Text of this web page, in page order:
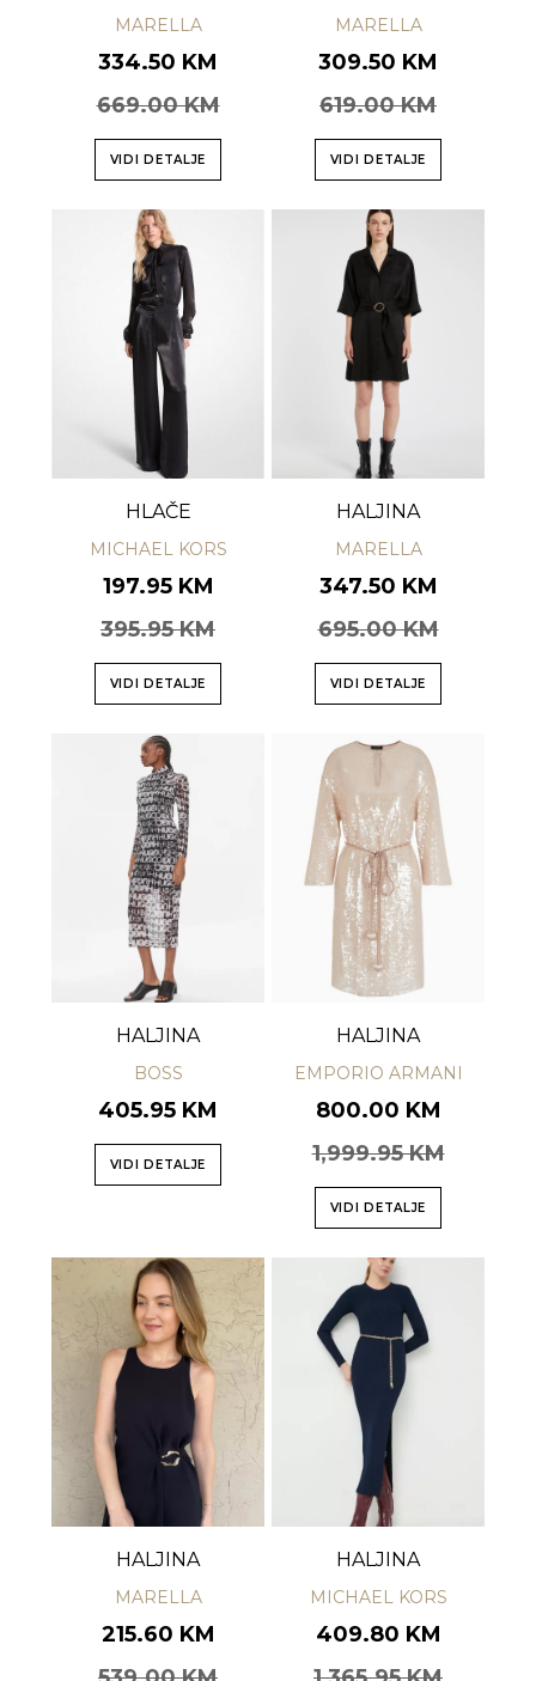
MARELLA
334.50 KM
669.00 KM
VIDI DETALJE
MARELLA
309.50 KM
619.00 KM
VIDI DETALJE
HLAČE
MICHAEL KORS
197.95 KM
395.95 KM
VIDI DETALJE
HALJINA
MARELLA
347.50 KM
695.00 KM
VIDI DETALJE
HALJINA
BOSS
405.95 KM
VIDI DETALJE
HALJINA
EMPORIO ARMANI
800.00 KM
1,999.95 KM
VIDI DETALJE
HALJINA
MARELLA
215.60 KM
HALJINA
MICHAEL KORS
409.80 KM